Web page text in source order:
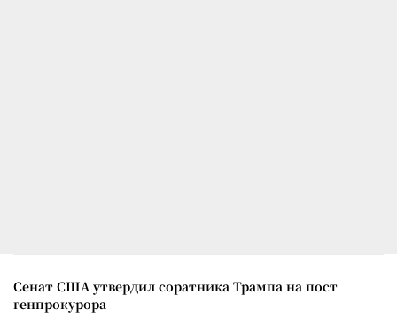
Сенат США утвердил соратника Трампа на пост
генпрокурора